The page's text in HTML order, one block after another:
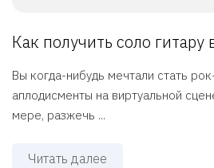
Как получить соло гитару
Вы когда-нибудь мечтали стать
аплодисменты на виртуальной
мере, разжечь ...
Читать далее